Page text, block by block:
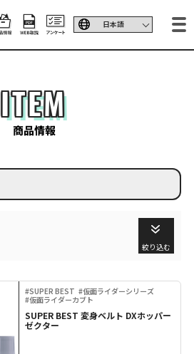
ITEM
商品情報
絞り込む
#SUPER BEST #仮面ライダーシリーズ
#仮面ライダーカブト
SUPER BEST 変身ベルト DXホッパー
ゼクター